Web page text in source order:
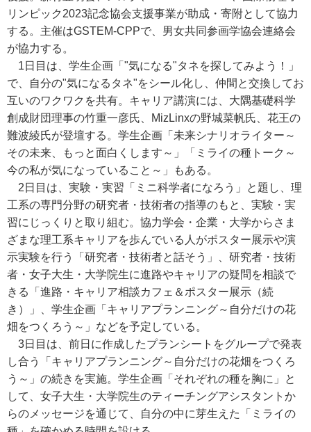
リンピック2023記念協会支援事業が助成・寄附として協力
する。主催はGSTEM-CPPで、男女共同参画学協会連絡会
が協力する。
1日目は、学生企画「"気になる"タネを探してみよう！」
で、自分の"気になるタネ"をシール化し、仲間と交換してお
互いのワクワクを共有。キャリア講演には、大隅基礎科学
創成財団理事の竹重一彦氏、MizLinxの野城菜帆氏、花王の
難波綾氏が登壇する。学生企画「未来シナリオライター～
その未来、もっと面白くします～」「ミライの種トーク～
今の私が気になっていること～」もある。
2日目は、実験・実習「ミニ科学者になろう」と題し、理
工系の専門分野の研究者・技術者の指導のもと、実験・実
習にじっくりと取り組む。協力学会・企業・大学からさま
ざまな理工系キャリアを歩んでいる人がポスター展示や演
示実験を行う「研究者・技術者と話そう」、研究者・技術
者・女子大生・大学院生に進路やキャリアの疑問を相談で
きる「進路・キャリア相談カフェ＆ポスター展示（続
き）」、学生企画「キャリアプランニング～自分だけの花
畑をつくろう～」などを予定している。
3日目は、前日に作成したプランシートをグループで発表
し合う「キャリアプランニング～自分だけの花畑をつくろ
う～」の続きを実施。学生企画「それぞれの種を胸に」と
して、女子大生・大学院生のティーチングアシスタントか
らのメッセージを通じて、自分の中に芽生えた「ミライの